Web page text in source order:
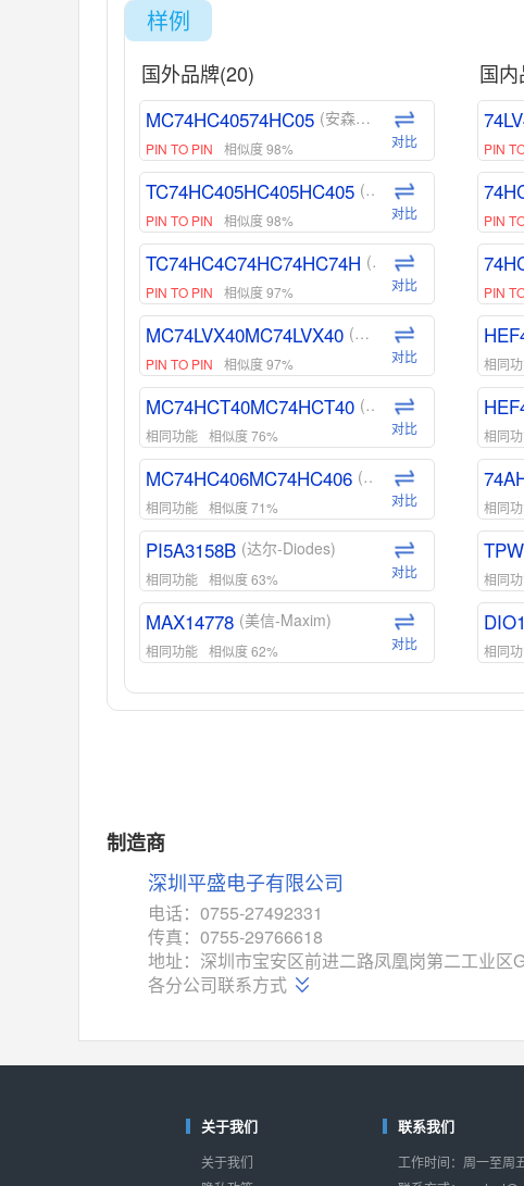
样例
国外品牌(20)
MC74HC40574HC05 (安森美-ON)
PIN TO PIN 相似度 98% 对比
TC74HC405HC405HC405 (东芝-Toshiba)
PIN TO PIN 相似度 98% 对比
TC74HC4C74HC74HC74H (东芝-Toshiba)
PIN TO PIN 相似度 97% 对比
MC74LVX40MC74LVX40 (安森美-ON)
PIN TO PIN 相似度 97% 对比
MC74HCT40MC74HCT40 (安森美-ON)
相同功能 相似度 76% 对比
MC74HC406MC74HC406 (安森美-ON)
相同功能 相似度 71% 对比
PI5A3158B (达尔-Diodes)
相同功能 相似度 63% 对比
MAX14778 (美信-Maxim)
相同功能 相似度 62% 对比
ADG1439 (亚德诺-ADI)
对比
MAX14760
M74HC4852 (意法-ST)
相同功能 相似度 52%
TC4052BF (东芝-Toshiba)
ISL54233 (瑞萨-Renesas)
相似度 49%
国
PIN
PIN
PIN
相同
相同
相同
相同
相同
相同功
制造商
深圳平盛电子有限公司
电话：0755-27492331
传真：0755-29766618
地址：深圳市宝安区前进二路凤凰岗第二工业区
各分公司联系方式
关于我们
关于我们
联系我们
工作时间：周一至周